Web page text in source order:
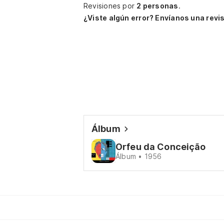
Revisiones por 2 personas.
¿Viste algún error? Envíanos una
Álbum
Orfeu da Conceição
Álbum • 1956